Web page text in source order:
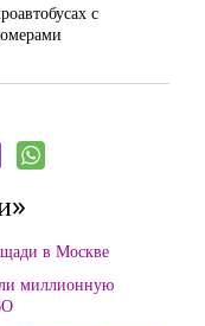
с
в Москве
миллионную